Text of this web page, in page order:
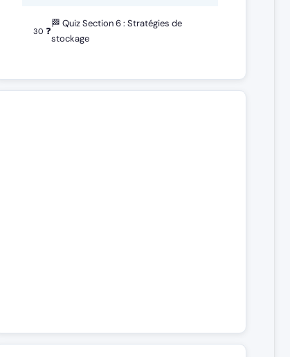
30 ❓
🏁 Quiz Section 6 : Stratégies de
stockage